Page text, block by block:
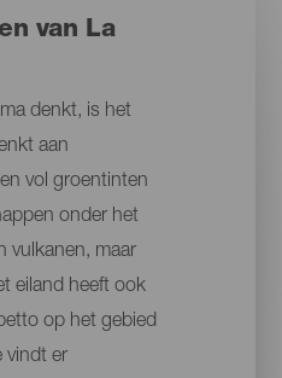
van La
denkt, is het
aan
vol groentinten
onder het
vulkanen, maar
eiland heeft ook
op het gebied
vindt er